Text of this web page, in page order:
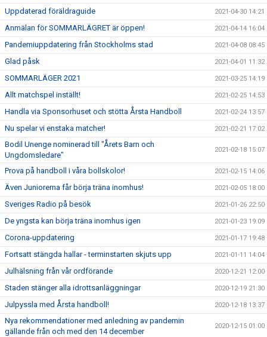
Uppdaterad föräldraguide 2021-04-30 14:21
Anmälan för SOMMARLÄGRET är öppen! 2021-04-14 16:04
Pandemiuppdatering från Stockholms stad 2021-04-08 08:45
Glad påsk 2021-04-01 11:32
SOMMARLÄGER 2021 2021-03-25 14:19
Allt matchspel inställt! 2021-02-25 14:53
Handla via Sponsorhuset och stötta Årsta Handboll 2021-02-24 13:57
Nu spelar vi enstaka matcher! 2021-02-21 17:02
Bodil Unenge nominerad till "Årets Barn och
Ungdomsledare"
2021-02-18 15:07
Prova på handboll i våra bollskolor! 2021-02-15 14:06
Även Juniorerna får börja träna inomhus! 2021-02-05 18:00
Sveriges Radio på besök 2021-01-26 22:50
De yngsta kan börja träna inomhus igen 2021-01-23 19:09
Corona-uppdatering 2021-01-17 19:48
Fortsatt stängda hallar - terminstarten skjuts upp 2021-01-11 14:04
Julhälsning från vår ordförande 2020-12-21 12:00
Staden stänger alla idrottsanläggningar 2020-12-19 21:30
Julpyssla med Årsta handboll! 2020-12-18 13:37
Nya rekommendationer med anledning av pandemin
gällande från och med den 14 december
2020-12-15 01:00